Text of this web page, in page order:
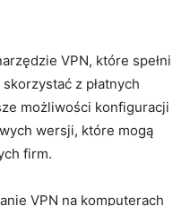
‌VPN, które⁤ spełni
z ⁤płatnych
możliwości konfiguracji‍
wersji, które​ mogą
firm.
VPN na komputerach